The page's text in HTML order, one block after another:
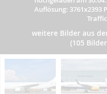
Auflösung: 3761x2393
weitere Bilder aus
(105